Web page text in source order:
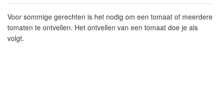
Voor sommige gerechten is het nodig om een tomaat of meerdere
tomaten te ontvellen. Het ontvellen van een tomaat doe je als
volgt.